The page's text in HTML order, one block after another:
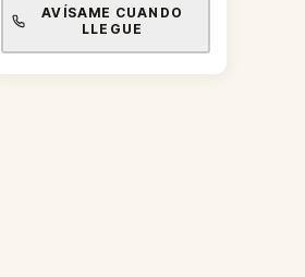
AVÍSAME CUANDO
LLEGUE